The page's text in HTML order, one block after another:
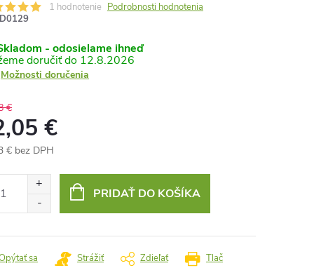
1 hodnotenie Podrobnosti hodnotenia
D0129
- odosielame ihneď
12.8.2026
Možnosti doručenia
€
€
€ bez DPH
PRIDAŤ DO KOŠÍKA
Tlač
sa Strážiť Zdieľať